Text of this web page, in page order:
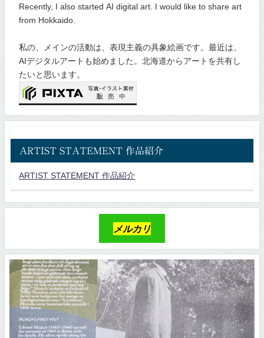
Recently, I also started AI digital art. I would like to share art
from Hokkaido.
私の、メインの活動は、表現主義の具象絵画です。最近は、
AIデジタルアートも始めました。北海道からアートを共有し
たいと思います。
ARTIST STATEMENT 作品紹介
ARTIST STATEMENT 作品紹介
メルカリ